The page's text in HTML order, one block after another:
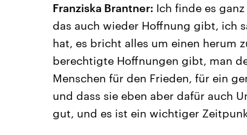
Franziska Brantner: Ich finde es
das auch wieder Hoffnung gibt, ich
hat, es bricht alles um einen herum
berechtigte Hoffnungen gibt, man
Menschen für den Frieden, für ein
und dass sie eben aber dafür auch
gut, und es ist ein wichtiger